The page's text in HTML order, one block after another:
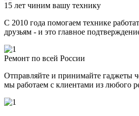
15 лет чиним вашу технику
С 2010 года помогаем технике
друзьям - и это главное
Ремонт по всей России
Отправляйте и принимайте гаджеты
мы работаем с клиентами из любого